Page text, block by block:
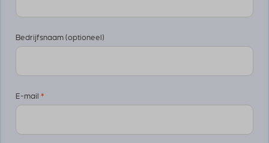
Bedrijfsnaam (optioneel)
E-mail *